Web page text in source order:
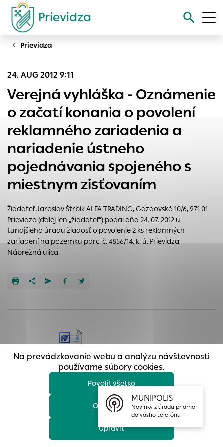
Prievidza
Vyhľadávanie
Prievidza
24. AUG 2012 9:11
Verejná vyhláška - Oznámenie
o začatí konania o povolení
reklamného zariadenia a
nariadenie ústneho
pojednávania spojeného s
miestnym zisťovaním
Žiadateľ Jaroslav Štrbík ALFA TRADING, Gazdovská 10/6, 971 01
Prievidza (ďalej len „žiadateľ“) podal dňa 24. 07. 2012 u
tunajšieho úradu žiadosť o povolenie 2 ks reklamných
zariadení na pozemku parc. č. 4856/14, k. ú. Prievidza,
Nábrežná ulica.
Ďalšie aktuality
Na prevádzkovanie webu a analýzu návštevnosti
používame súbory cookies.
Povoliť všetko
Odmietnuť
Upraviť
Nastavenie cookies
Cookies sú malé súbory, do ktorých webové stránky môžu
ukladať informácie o vašej aktivite a preferenciách.
Používajú sa napríklad k tomu, aby si webový prehliadač
zapamätoval Vaše prihlásenie alebo aby sa uložila Vaša
voľba v tomto okne.
Vyberte úroveň cookies, ktorú chcete povoliť
Technické cookies
pomáhajú urobiť webové stránky uplatniteľnými tým, že
umožňujú základné funkcie, ako je navigácia na stránke a
prístup k zabezpečeným oblastiam webovej stránky. Bez
týchto súborov cookie nemôže web správne fungovať.
pochopiť, ako návštevníci stránok stránku používajú, aby
Uložiť nastavenia
Viac informácií
MUNIPOLIS
Novinky z úradu priamo
do vášho telefónu